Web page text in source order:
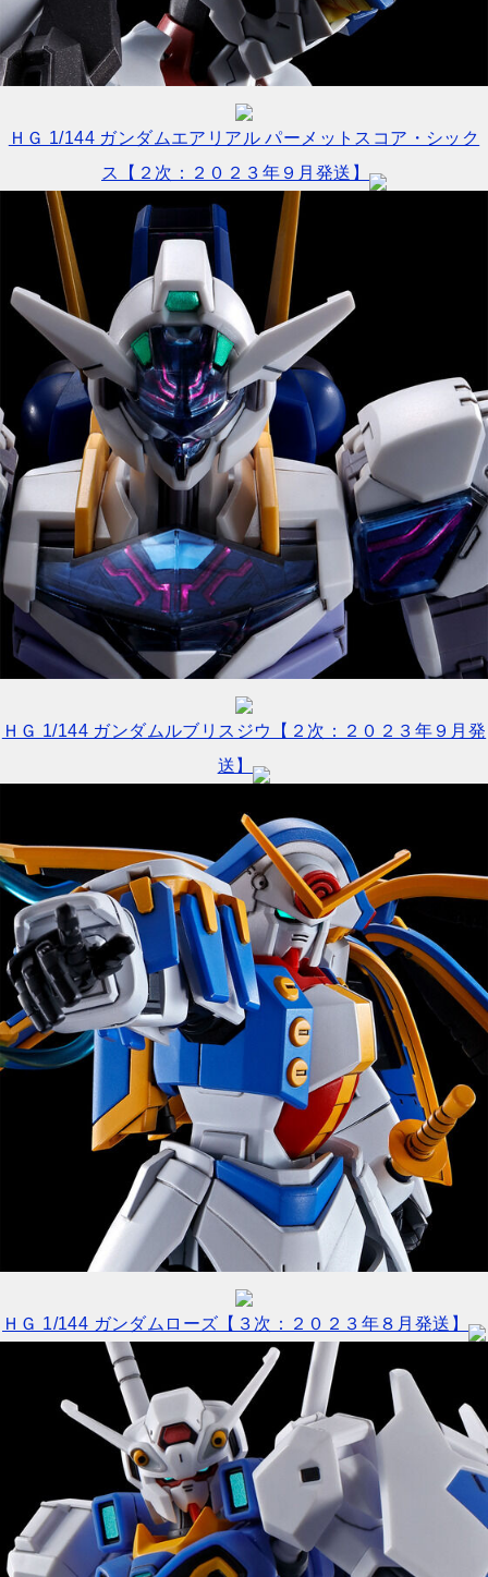
ＨＧ 1/144 ガンダムエアリアル パーメットスコア・シック
ス【２次：２０２３年９月発送】
ＨＧ 1/144 ガンダムルブリスジウ【２次：２０２３年９月発
送】
ＨＧ 1/144 ガンダムローズ【３次：２０２３年８月発送】